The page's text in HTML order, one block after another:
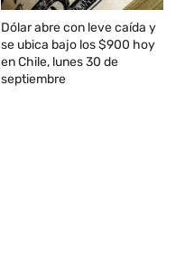
Dólar abre con leve caída y
se ubica bajo los $900 hoy
en Chile, lunes 30 de
septiembre